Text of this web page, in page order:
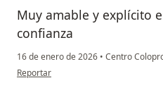
Muy amable y explícito
confianza
16 de enero de 2026 • Centro
en opinión del usuario María Postigo
Reportar